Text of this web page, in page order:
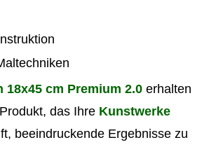
18x45 cm Premium 2.0 erhalten
das Ihre Kunstwerke
beeindruckende Ergebnisse zu